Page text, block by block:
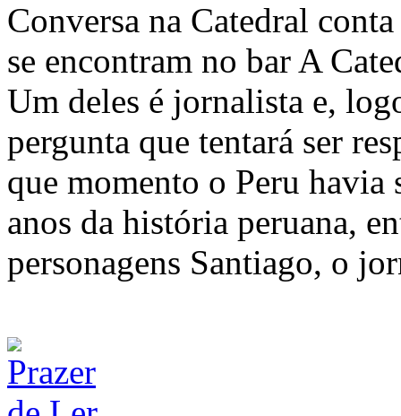
Conversa na Catedral
se encontram no bar A
Um deles é jornalista e,
pergunta que tentará ser
que momento o Peru havia
anos da história peruana,
personagens Santiago, o